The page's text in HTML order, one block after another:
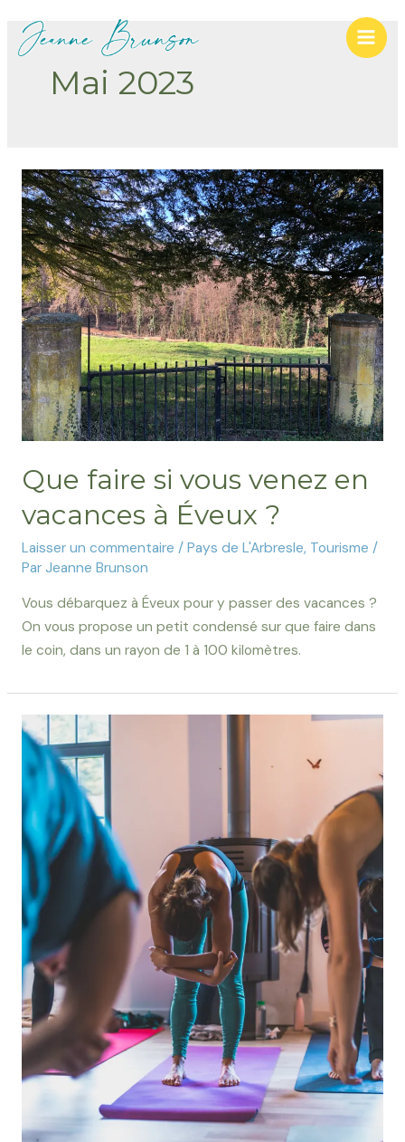
Mai 2023
Que faire si vous venez en
vacances à Éveux ?
Laisser un commentaire / Pays de L'Arbresle, Tourisme /
Par Jeanne Brunson
Vous débarquez à Éveux pour y passer des vacances ?
On vous propose un petit condensé sur que faire dans
le coin, dans un rayon de 1 à 100 kilomètres.